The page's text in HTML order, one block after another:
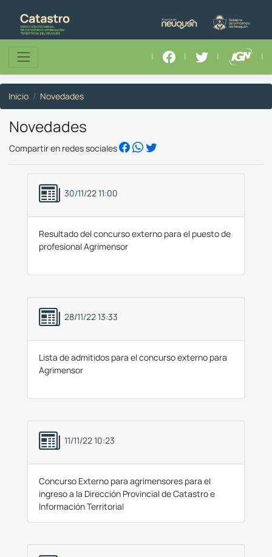
| | | |
Inicio Novedades
Novedades
Compartir en redes sociales
30/11/22 11:00
Resultado del concurso externo para el puesto de
profesional Agrimensor
28/11/22 13:33
Lista de admitidos para el concurso externo para
Agrimensor
11/11/22 10:23
Concurso Externo para agrimensores para el
ingreso a la Dirección Provincial de Catastro e
Información Territorial